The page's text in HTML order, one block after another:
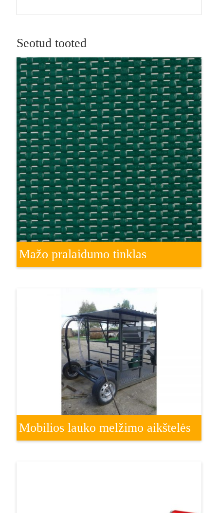
Seotud tooted
Mažo pralaidumo tinklas
Mobilios lauko melžimo aikštelės